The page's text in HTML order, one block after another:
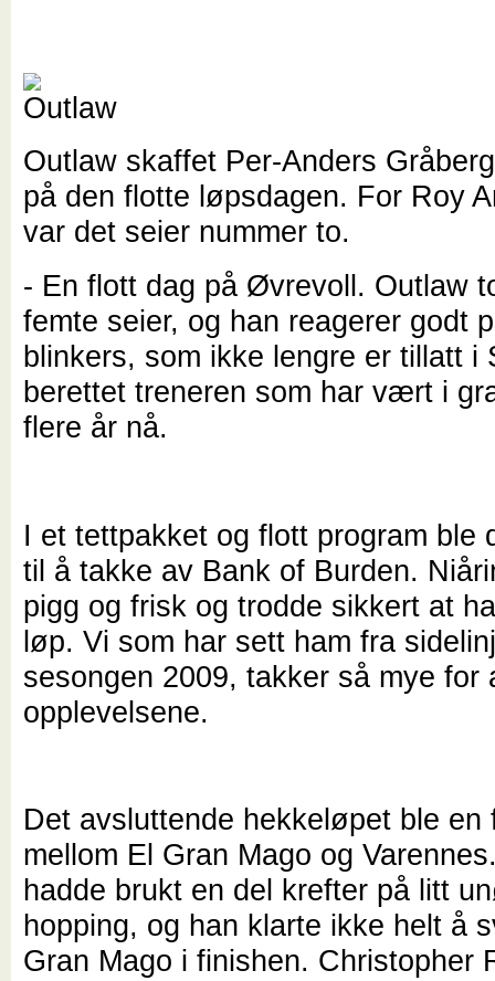
Outlaw skaffet Per-Anders
på den flotte løpsdagen. For Roy
var det seier nummer to.
- En flott dag på Øvrevoll. Outlaw
femte seier, og han reagerer godt
blinkers, som ikke lengre er tillatt i
berettet treneren som har vært i
flere år nå.
I et tettpakket og flott program ble
til å takke av Bank of Burden.
pigg og frisk og trodde sikkert at
løp. Vi som har sett ham fra
sesongen 2009, takker så mye for
opplevelsene.
Det avsluttende hekkeløpet ble en
mellom El Gran Mago og
hadde brukt en del krefter på litt
hopping, og han klarte ikke helt å
Gran Mago i finishen. Christopher